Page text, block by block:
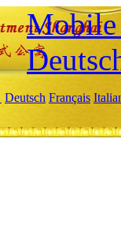
Mobile
Deutsch Français